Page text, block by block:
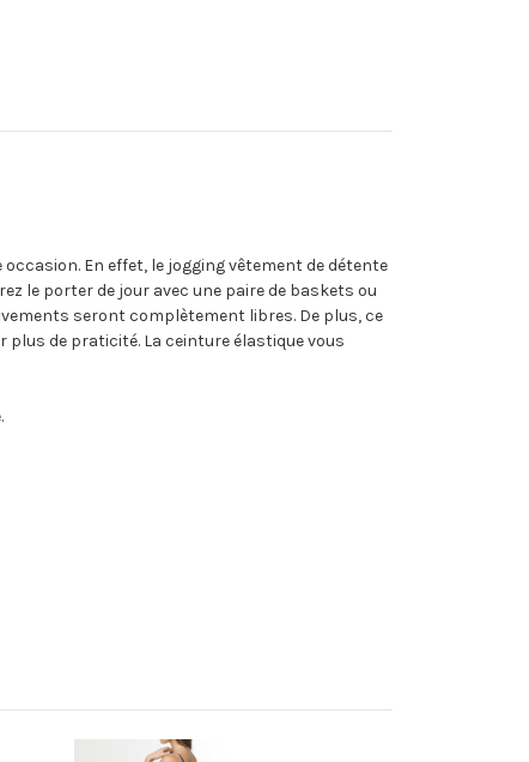
En effet, le jogging vêtement de détente
le porter de jour avec une paire de baskets ou
seront complètement libres. De plus, ce
de praticité. La ceinture élastique vous